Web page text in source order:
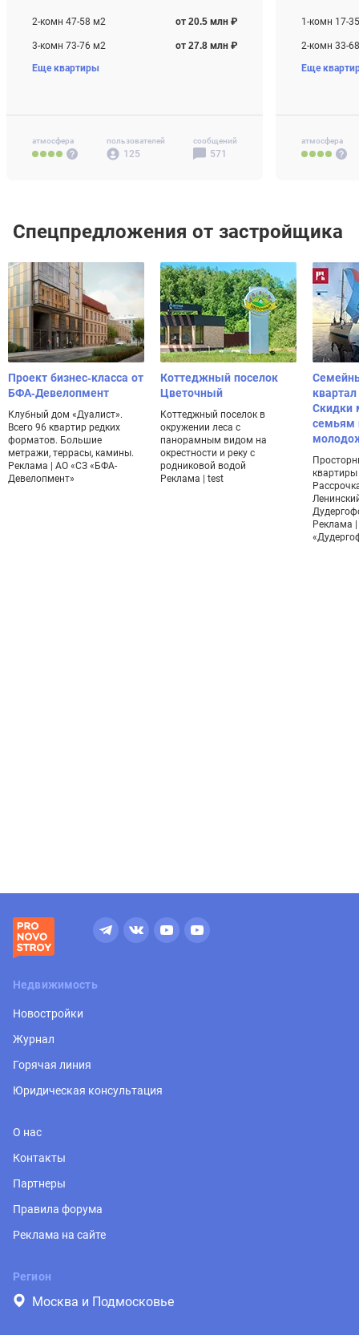
2-комн 47-58 м2 от 20.5 млн ₽
3-комн 73-76 м2 от 27.8 млн ₽
4-комн+ 97 м2
Еще квартиры
атмосфера пользователей
125
сообщений
571
1-комн 17-
2-комн 33-
3-комн 58-
Своб. план.
Еще
атмосфера
Спецпредложения от застройщика
Проект бизнес-класса от
БФА-Девелопмент
Клубный дом «Дуалист».
Всего 96 квартир редких
форматов. Большие
метражи, террасы, камины.
Реклама | АО «СЗ «БФА-
Девелопмент»
Коттеджный поселок
Цветочный
Коттеджный поселок в
окружении леса с
панорамным видом на
окрестности и реку с
родниковой водой
Реклама | test
Скидки
семьям
квартиры
Реклама
Недвижимость
Новостройки
Журнал
Горячая линия
Юридическая консультация
О нас
Контакты
Партнеры
Правила форума
Реклама на сайте
Регион
Москва и Подмосковье